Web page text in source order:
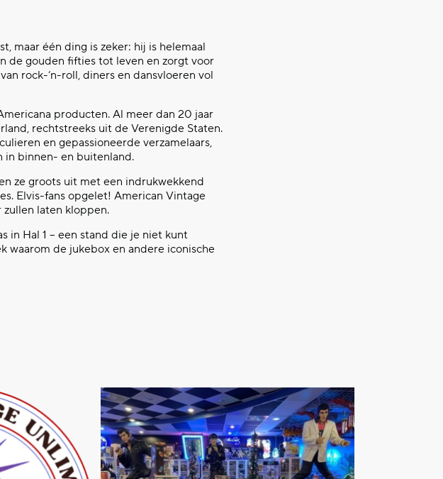
maar één ding is zeker: hij is helemaal
de gouden fifties tot leven en zorgt voor
rock-‘n-roll, diners en dansvloeren vol
producten. Al meer dan 20 jaar
rechtstreeks uit de Verenigde Staten.
en gepassioneerde verzamelaars,
in binnen- en buitenland.
ze groots uit met een indrukwekkend
Elvis-fans opgelet! American Vintage
laten kloppen.
in Hal 1 – een stand die je niet kunt
waarom de jukebox en andere iconische